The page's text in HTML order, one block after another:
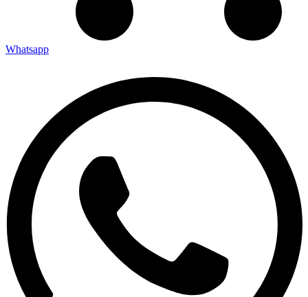
Whatsapp